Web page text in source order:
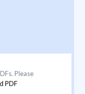
Please
PDF